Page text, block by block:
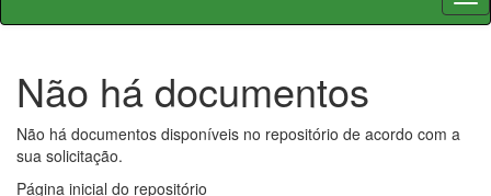
Não há documentos
Não há documentos disponíveis no repositório de acordo com a
sua solicitação.
Página inicial do repositório